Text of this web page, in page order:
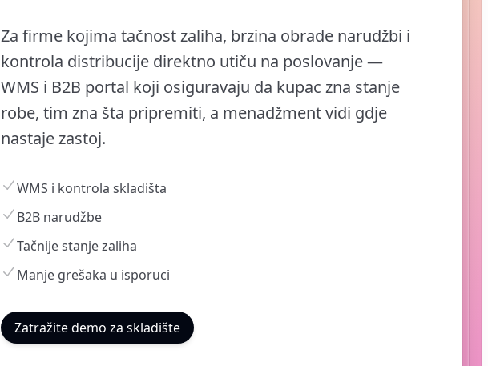
Za firme kojima tačnost zaliha, brzina obrade narudžbi i
kontrola distribucije direktno utiču na poslovanje —
WMS i B2B portal koji osiguravaju da kupac zna stanje
robe, tim zna šta pripremiti, a menadžment vidi gdje
nastaje zastoj.
WMS i kontrola skladišta
B2B narudžbe
Tačnije stanje zaliha
Manje grešaka u isporuci
Zatražite demo za skladište